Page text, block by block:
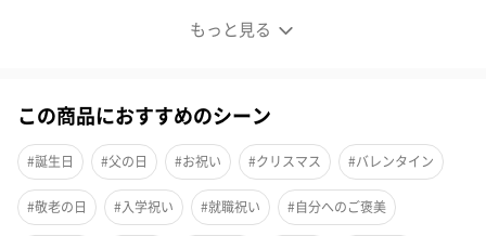
もっと見る
の角を使用したリアルシューホーン。天然素材ですのでそれぞれ
色、形が異なる一点物です。
この商品におすすめのシーン
#誕生日 #父の日 #お祝い #クリスマス #バレンタイン
#敬老の日 #入学祝い #就職祝い #自分へのご褒美